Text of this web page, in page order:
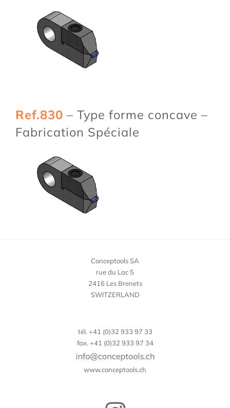
Ref.830 – Type forme concave –
Fabrication Spéciale
Conceptools SA
rue du Lac 5
2416 Les Brenets
SWITZERLAND
tél. +41 (0)32 933 97 33
fax. +41 (0)32 933 97 34
www.conceptools.ch